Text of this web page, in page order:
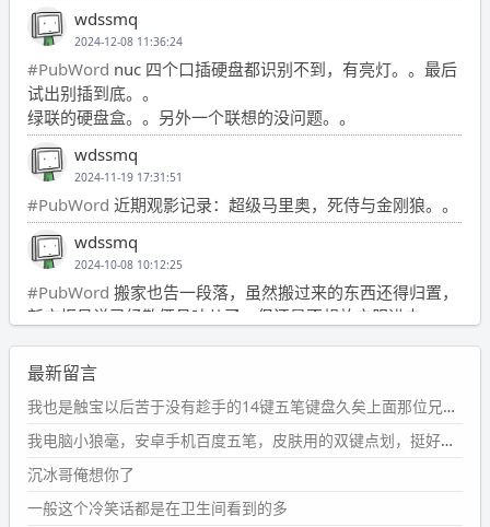
wdssmq
2024-12-08 11:36:24
#PubWord nuc 四个口插硬盘都识别不到，有亮灯。。最后
试出别插到底。。
绿联的硬盘盒。。另外一个联想的没问题。。
wdssmq
2024-11-19 17:31:51
#PubWord 近期观影记录：超级马里奥，死侍与金刚狼。。
wdssmq
2024-10-08 10:12:25
#PubWord 搬家也告一段落，虽然搬过来的东西还得归置，
新衣柜虽说已经散俩月味儿了，但还是不想放衣服进去。
wdssmq
2024-09-23 21:00:49
#PubWord要不我每年汇总整理一次？？碎雨集_沉冰浮水_
第1页https://www.wdssmq.com/tag/%E7%A2%8E%E9%9
B%A8%E9%9B%86/
wdssmq
2024-09-23 20:58:40
最新留言
我也是触宝以后苦于没有趁手的14键五笔键盘久矣上面那位兄台用的百度双键点划布局我也用过很久，那个皮肤做得很粗糙，个别键位的触发区域是错位的，快速打字时很容易出错，修改它的皮肤文件校正后勉强能用，但早年出的皮肤分辨率太低，实在谈不上美观。百度小米定制版的商店里有一个"小黑板"皮肤还不错(百度官方输入法商店里没有)，但那个风格我不喜欢这两天找到了一个叫"森林集"的公众号，开发了海量的皮肤，很多都有14键版本，付费但很便宜，几块钱，终于有自己满意的输入法了搜了一下，这个工作室还是百度的官方合作伙伴，不知道为什么14键作品都不在官方商店上架，难道是百度官方在刻意放弃14键？
我电脑小狼毫，安卓手机百度五笔，皮肤用的双键点划，挺好的。
沉冰哥俺想你了
一般这个冷笑话都是在卫生间看到的多